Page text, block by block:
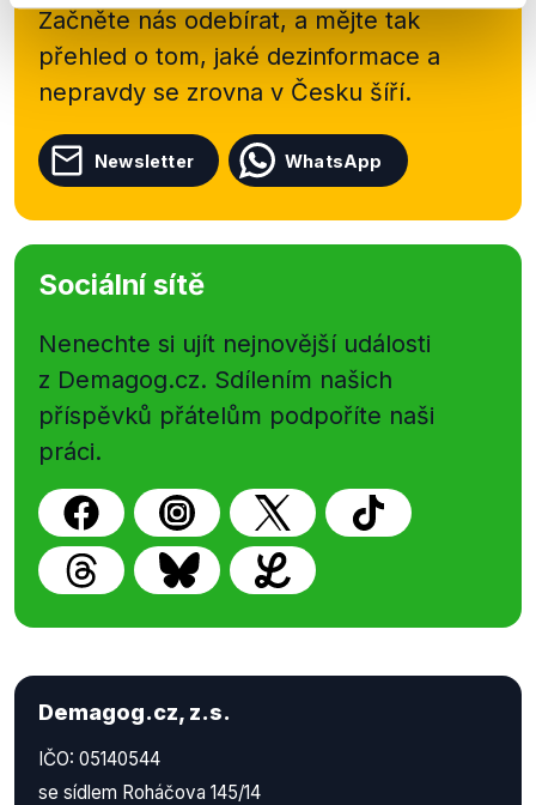
Začněte nás odebírat, a mějte tak
přehled o tom, jaké dezinformace a
nepravdy se zrovna v Česku šíří.
Newsletter WhatsApp
Sociální sítě
Nenechte si ujít nejnovější události
z Demagog.cz. Sdílením našich
příspěvků přátelům podpoříte naši
práci.
Demagog.cz, z.s.
IČO: 05140544
se sídlem Roháčova 145/14